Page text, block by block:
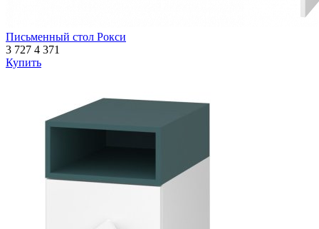
Письменный стол Рокси
3 727 4 371
Купить